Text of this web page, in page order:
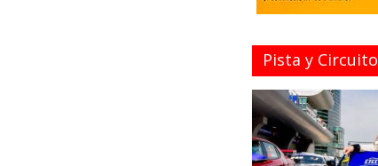
Pista y Circuito